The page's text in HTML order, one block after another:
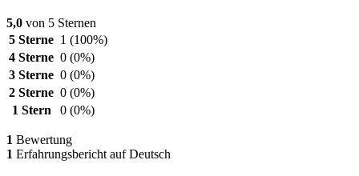
5,0 von 5 Sternen
5 Sterne 1 (100%)
4 Sterne 0 (0%)
3 Sterne 0 (0%)
2 Sterne 0 (0%)
1 Stern
0 (0%)
1 Bewertung
1 Erfahrungsbericht auf Deutsch